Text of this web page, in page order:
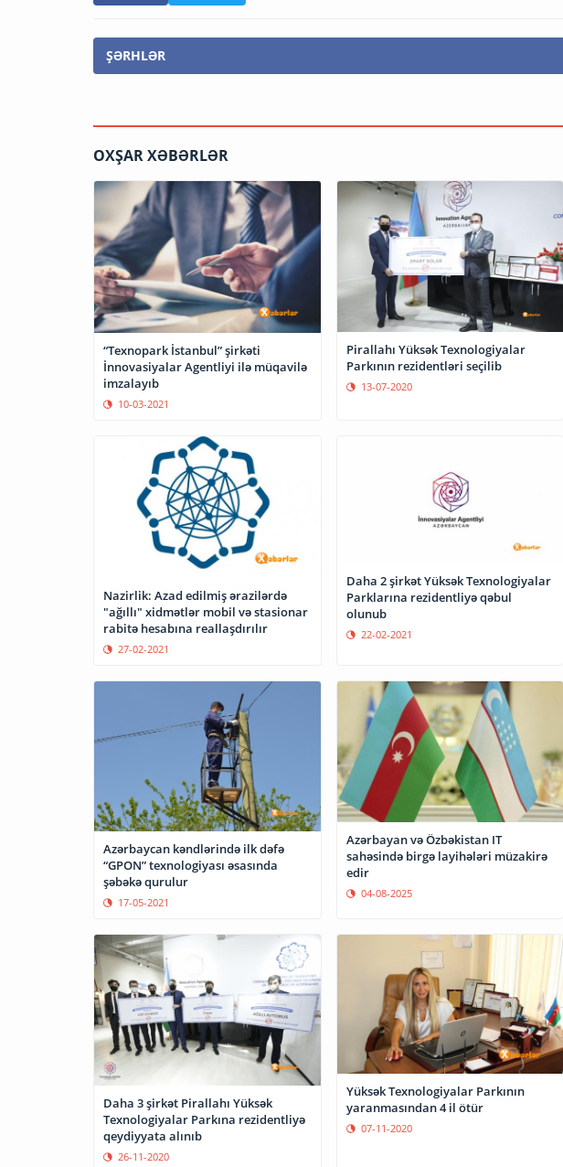
ŞƏRHLƏR
OXŞAR XƏBƏRLƏR
“Texnopark İstanbul” şirkəti
İnnovasiyalar Agentliyi ilə müqavilə
imzalayıb
10-03-2021
Pirallahı Yüksək Texnologiyalar
Parkının rezidentləri seçilib
13-07-2020
Nazirlik: Azad edilmiş ərazilərdə
"ağıllı" xidmətlər mobil və stasionar
rabitə hesabına reallaşdırılır
27-02-2021
Daha 2 şirkət Yüksək Texnologiyalar
Parklarına rezidentliyə qəbul
olunub
22-02-2021
Azərbaycan kəndlərində ilk dəfə
“GPON” texnologiyası əsasında
şəbəkə qurulur
17-05-2021
Azərbayan və Özbəkistan IT
sahəsində birgə layihələri müzakirə
edir
04-08-2025
Daha 3 şirkət Pirallahı Yüksək
Texnologiyalar Parkına rezidentliyə
qeydiyyata alınıb
26-11-2020
Yüksək Texnologiyalar Parkının
yaranmasından 4 il ötür
07-11-2020